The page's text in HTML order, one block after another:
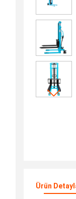
Ürün